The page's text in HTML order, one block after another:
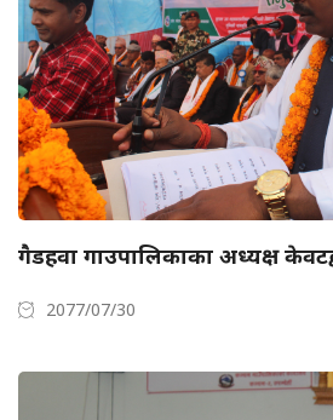
गैडहवा गाउपालिकाका अध्यक्ष
2077/07/30